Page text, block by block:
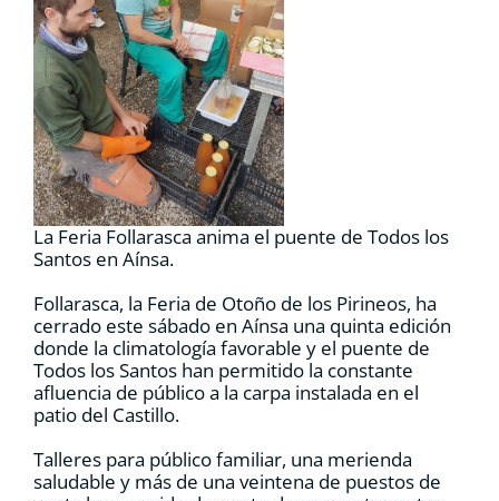
RECURSOS
NOTICIAS
CONTACTO
CARRITO
La Feria Follarasca anima el puente de Todos los
Santos en Aínsa.
Follarasca, la Feria de Otoño de los Pirineos, ha
cerrado este sábado en Aínsa una quinta edición
donde la climatología favorable y el puente de
Todos los Santos han permitido la constante
afluencia de público a la carpa instalada en el
patio del Castillo.
Talleres para público familiar, una merienda
saludable y más de una veintena de puestos de